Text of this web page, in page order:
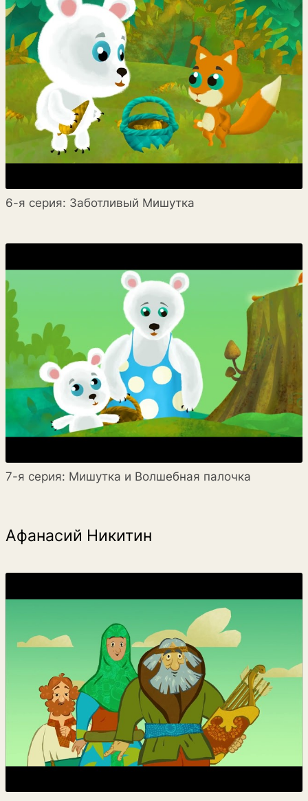
6-я серия: Заботливый Мишутка
7-я серия: Мишутка и Волшебная палочка
Афанасий Никитин